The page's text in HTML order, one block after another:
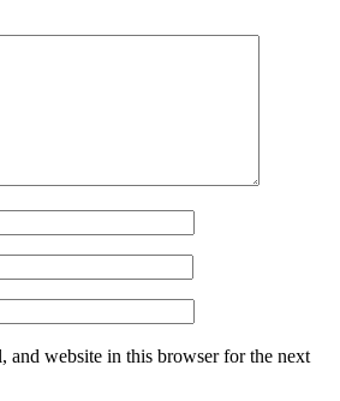
and website in this browser for the next